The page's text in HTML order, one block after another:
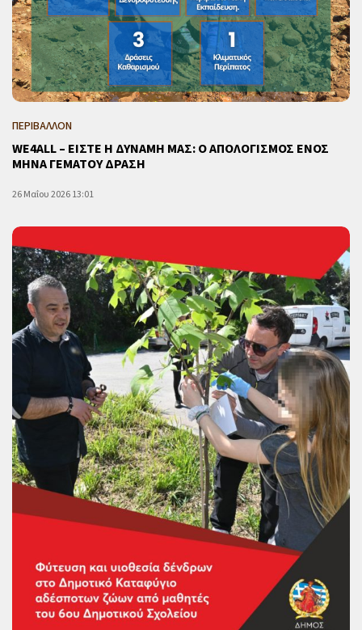
ΠΕΡΙΒΑΛΛΟΝ
WE4ALL – ΕΙΣΤΕ Η ΔΥΝΑΜΗ ΜΑΣ: Ο ΑΠΟΛΟΓΙΣΜΟΣ ΕΝΟΣ
ΜΗΝΑ ΓΕΜΑΤΟΥ ΔΡΑΣΗ
26 Μαΐου 2026 13:01